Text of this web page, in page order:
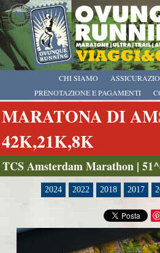
CHI SIAMO
PRENOTAZIONE E PAGAMENTI
MARATONA DI
42K,21K,8K
TCS Amsterdam Marathon |
2024 2022 2018 2017